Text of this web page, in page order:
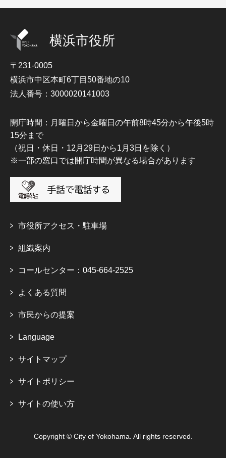
横浜市役所
〒231-0005
横浜市中区本町6丁目50番地の10
法人番号：3000020141003
開庁時間：月曜日から金曜日の午前8時45分から午後5時
15分まで
（祝日・休日・12月29日から1月3日を除く）
※一部の窓口では開庁時間が異なる場合があります
市役所アクセス・駐車場
組織案内
コールセンター：045-664-2525
よくある質問
市民からの提案
Language
サイトマップ
サイトポリシー
サイトの使い方
Copyright © City of Yokohama. All rights reserved.